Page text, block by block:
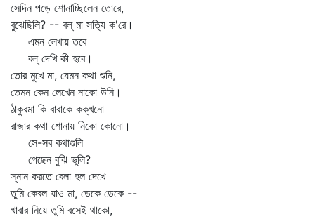
সেদিন পড়ে শোনাচ্ছিলেন তোরে,
বুঝেছিলি? -- বল্‌ মা সত্যি ক'রে।
এমন লেখায় তবে
বল্‌ দেখি কী হবে।
তোর মুখে মা, যেমন কথা শুনি,
তেমন কেন লেখেন নাকো উনি।
ঠাকুরমা কি বাবাকে কক্‌খনো
রাজার কথা শোনায় নিকো কোনো।
সে-সব কথাগুলি
গেছেন বুঝি ভুলি?
স্নান করতে বেলা হল দেখে
তুমি কেবল যাও মা, ডেকে ডেকে --
খাবার নিয়ে তুমি বসেই থাকো,